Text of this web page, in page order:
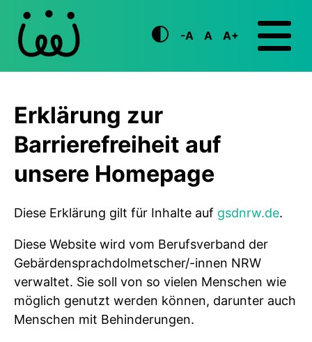
-A A A+
Erklärung zur
Barrierefreiheit auf
unsere Homepage
Diese Erklärung gilt für Inhalte auf gsdnrw.de.
Diese Website wird vom Berufsverband der
Gebärdensprachdolmetscher/-innen NRW
verwaltet. Sie soll von so vielen Menschen wie
möglich genutzt werden können, darunter auch
Menschen mit Behinderungen.